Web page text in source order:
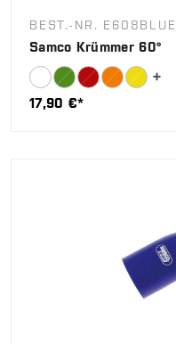
BEST.-NR. E608BLUE
Samco Krümmer 60°
17,90 €*